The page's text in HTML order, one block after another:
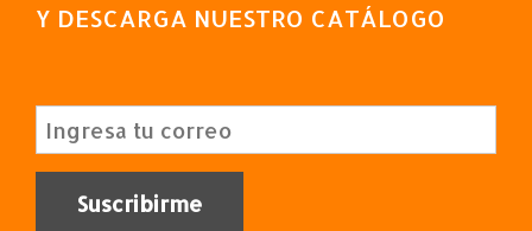
Y DESCARGA NUESTRO CATÁLOGO